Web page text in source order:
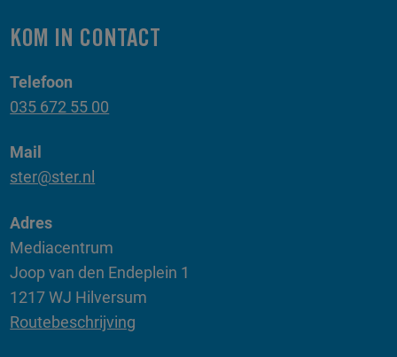
KOM IN CONTACT
Telefoon
035 672 55 00
Mail
ster@ster.nl
Adres
Mediacentrum
Joop van den Endeplein 1
1217 WJ Hilversum
Routebeschrijving